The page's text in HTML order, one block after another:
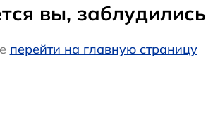
вы, заблудились
перейти на главную страницу